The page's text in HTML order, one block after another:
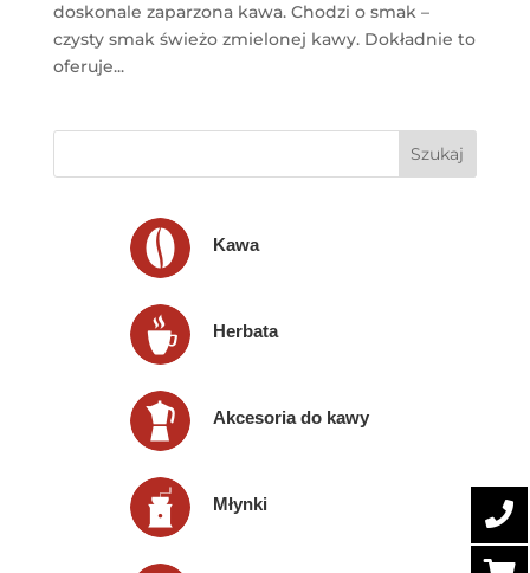
doskonale zaparzona kawa. Chodzi o smak –
czysty smak świeżo zmielonej kawy. Dokładnie to
oferuje...
Kawa
Herbata
Akcesoria do kawy
Młynki